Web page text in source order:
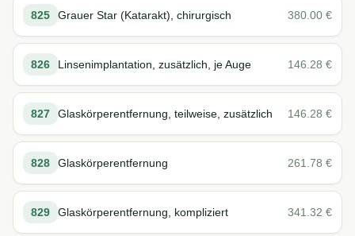
825 Grauer Star (Katarakt), chirurgisch 380.00 €
826 Linsenimplantation, zusätzlich, je Auge 146.28 €
827 Glaskörperentfernung, teilweise, zusätzlich 146.28 €
828 Glaskörperentfernung 261.78 €
829 Glaskörperentfernung, kompliziert 341.32 €